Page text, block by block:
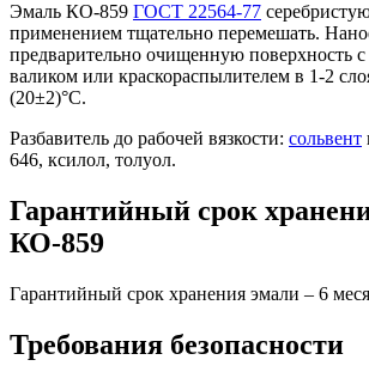
Эмаль КО-859 ГОСТ 22564-77
применением тщательно перемешать.
предварительно очищенную поверхность
валиком или краскораспылителем в 1-2
(20±2)°C.
Разбавитель до рабочей вязкости: сольвент
646, ксилол, толуол.
Гарантийный срок
КО-859
Гарантийный срок хранения эмали – 6
Требования безопасности